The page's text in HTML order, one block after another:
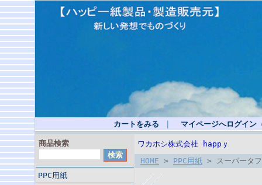
カートをみる マイページへログイン
商品検索
PPC用紙
ワカホシ株式会社 happｙ
HOME > PPC用紙 > スーパータ